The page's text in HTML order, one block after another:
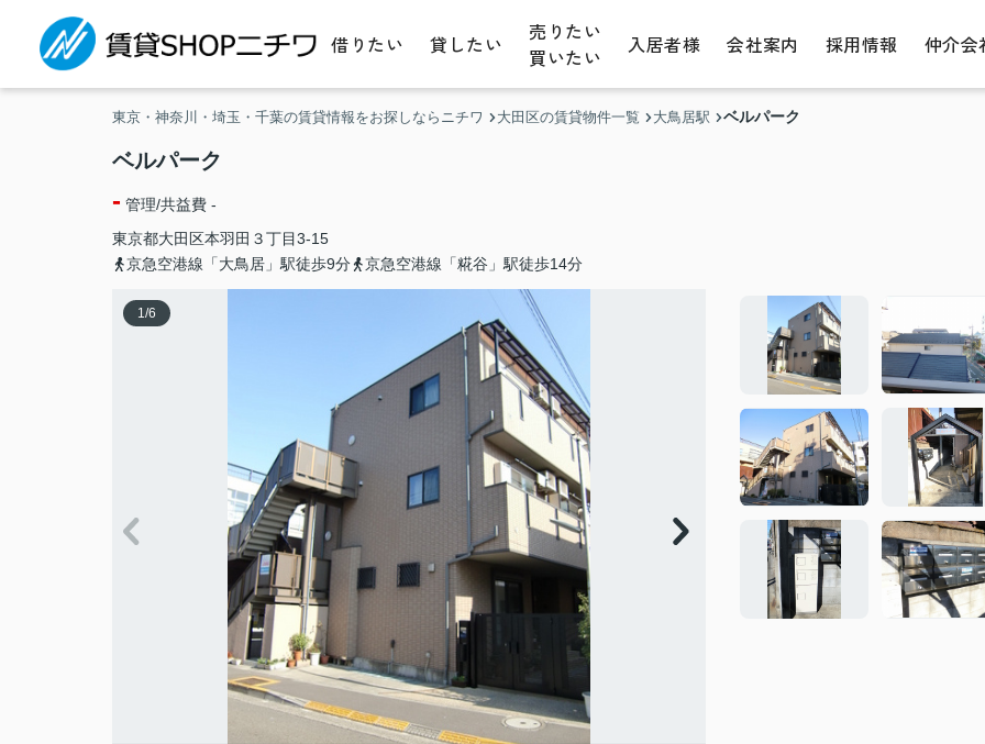
借りたい 貸したい
売りたい
買いたい
入居者様 会社案内 採用情報 仲介会
東京・神奈川・埼玉・千葉の賃貸情報をお探しならニチワ 大田区の賃貸物件一覧 大鳥居駅 ベルパーク
ベルパーク
- 管理/共益費 -
東京都大田区本羽田 ３丁目3-15
京急空港線「大鳥居」駅徒歩9分
京急空港線「糀谷」駅徒歩14分
1/6